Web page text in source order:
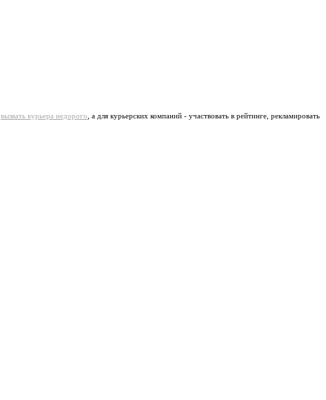
вызвать курьера недорого , а для курьерских компаний - участвовать в рейтинге, рекламировать